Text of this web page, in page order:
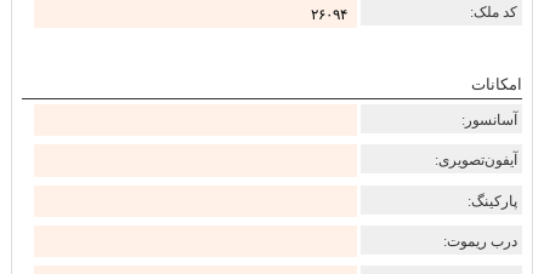
کد ملک: ۲۶۰۹۴
امکانات
آسانسور:
آیفون‌تصویری:
پارکینگ:
درب ریموت: